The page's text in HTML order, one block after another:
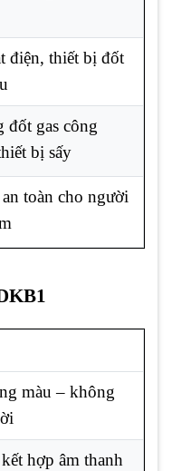
điện, thiết bị đốt
đốt gas công
bị sấy
toàn cho người
màu – không
hợp âm thanh